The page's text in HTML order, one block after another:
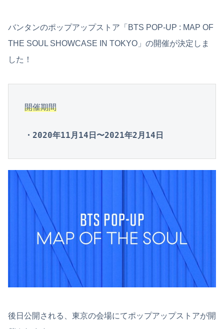
バンタンのポップアップストア「BTS POP-UP : MAP OF
THE SOUL SHOWCASE IN TOKYO」の開催が決定しま
した！
開催期間
・2020年11月14日〜2021年2月14日
後日公開される、東京の会場にてポップアップストアが開